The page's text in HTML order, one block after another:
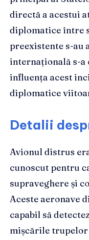
directă a acestui
diplomatice între
preexistente s-au
internațională s-a
influența acest
diplomatice
Detalii
Avionul distrus
cunoscut pentru
supraveghere și
Aceste aeronave
capabil să
mișcările trupelor